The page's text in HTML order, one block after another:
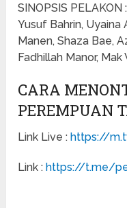
SINOPSIS
Yusuf Bahrin, Uyaina
Manen, Shaza Bae,
Fadhillah Manor,
CARA
PEREMPUAN
Link Live : https://
Link : https://t.me/